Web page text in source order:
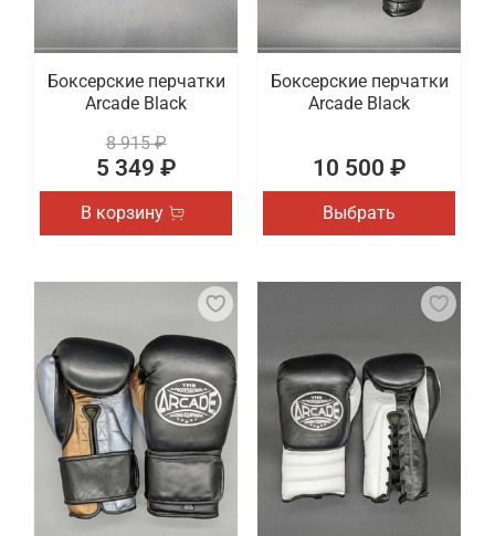
Боксерские перчатки
Arcade Black
8 915 ₽
5 349 ₽
В корзину
Боксерские перчатки
Arcade Black
10 500 ₽
Выбрать